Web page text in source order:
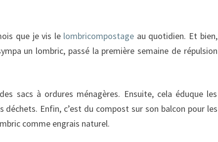
que je vis le lombricompostage au quotidien. Et bien,
un lombric, passé la première semaine de répulsion
sacs à ordures ménagères. Ensuite, cela éduque les
déchets. Enfin, c’est du compost sur son balcon pour les
comme engrais naturel.